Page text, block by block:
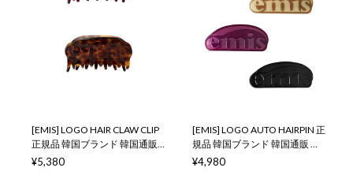
[EMIS] LOGO HAIR CLAW CLIP
正規品 韓国ブランド 韓国通販
韓国代行 韓国ファッション イ
¥5,380
[EMIS] LOGO AUTO HAIRPIN 正
規品 韓国ブランド 韓国通販 韓
国代行 韓国ファッション イミ
¥4,980